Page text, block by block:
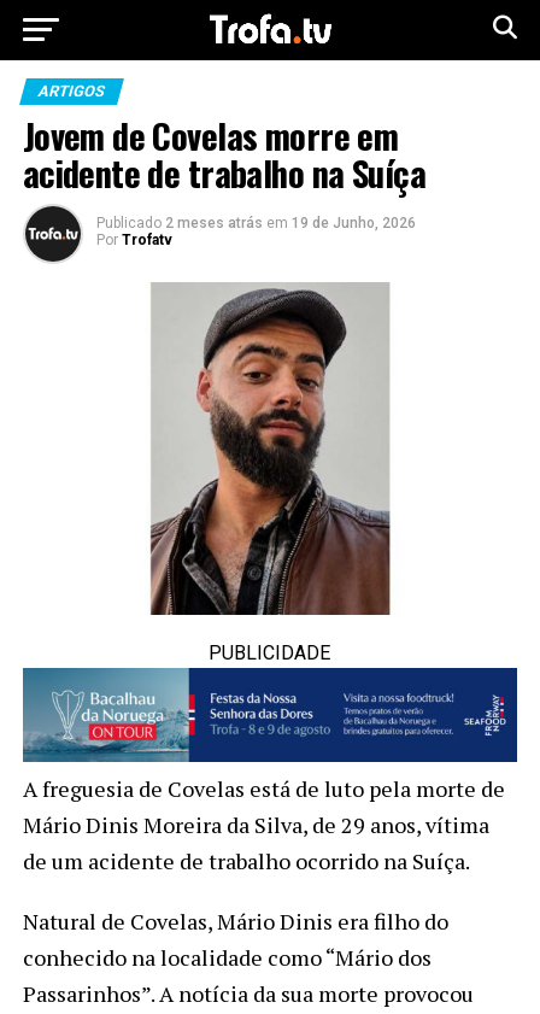
ARTIGOS
Jovem de Covelas morre em
acidente de trabalho na Suíça
Publicado 2 meses atrás em 19 de Junho, 2026
Por Trofatv
PUBLICIDADE
A freguesia de Covelas está de luto pela morte de
Mário Dinis Moreira da Silva, de 29 anos, vítima
de um acidente de trabalho ocorrido na Suíça.
Natural de Covelas, Mário Dinis era filho do
conhecido na localidade como “Mário dos
Passarinhos”. A notícia da sua morte provocou